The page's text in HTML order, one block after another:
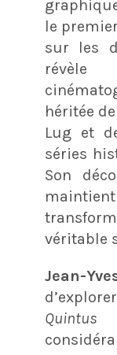
le
sur les
révèle
héritée
Lug et
séries
Son
véritable
Jean-